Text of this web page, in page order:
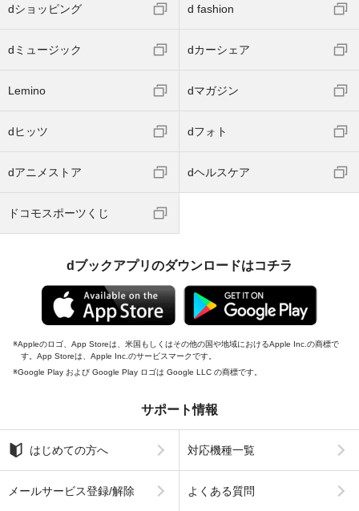
dショッピング d fashion
dミュージック dカーシェア
Lemino dマガジン
dヒッツ dフォト
dアニメストア dヘルスケア
ドコモスポーツくじ
dブックアプリのダウンロードはコチラ
Appleのロゴ、App Storeは、米国もしくはその他の国や地域におけるApple Inc.の商標で
す。App Storeは、Apple Inc.のサービスマークです。
Google Play および Google Play ロゴは Google LLC の商標です。
サポート情報
はじめての方へ 対応機種一覧
メールサービス登録/解除 よくある質問